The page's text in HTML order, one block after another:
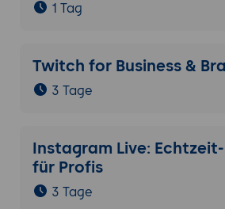
1 Tag
Twitch for Business &
3 Tage
Instagram Live:
für Profis
3 Tage